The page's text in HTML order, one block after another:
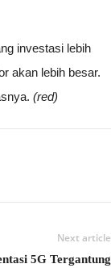
investasi lebih
akan lebih besar.
(red)
Next article
5G Tergantung